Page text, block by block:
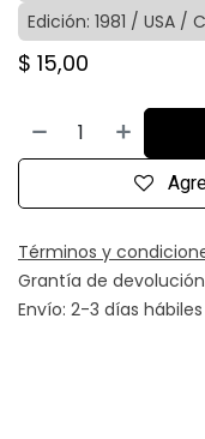
Edición: 1981 / USA /
$ 15,00
Términos y
Grantía de
Envío: 2-3 días hábiles